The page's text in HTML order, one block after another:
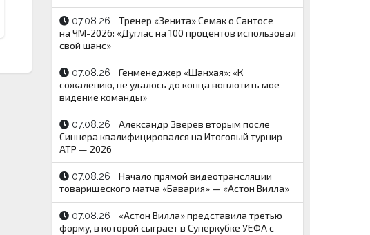
07.08.26
Тренер «Зенита» Семак о Сантосе
на ЧМ-2026: «Дуглас на 100 процентов использовал
свой шанс»
07.08.26
Генменеджер «Шанхая»: «К
сожалению, не удалось до конца воплотить мое
видение команды»
07.08.26
Александр Зверев вторым после
Синнера квалифицировался на Итоговый турнир
ATP — 2026
07.08.26
Начало прямой видеотрансляции
товарищеского матча «Бавария» — «Астон Вилла»
07.08.26
«Астон Вилла» представила третью
форму, в которой сыграет в Суперкубке УЕФА с